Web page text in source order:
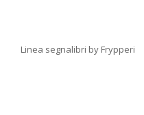
Linea segnalibri by Frypperi